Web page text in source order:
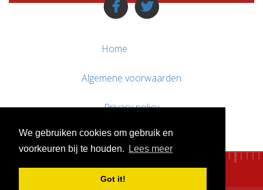
We gebruiken cookies om gebruik en
voorkeuren bij te houden.
Lees meer
Got it!
Home
Algemene voorwaarden
Privacy policy
Contact / Support